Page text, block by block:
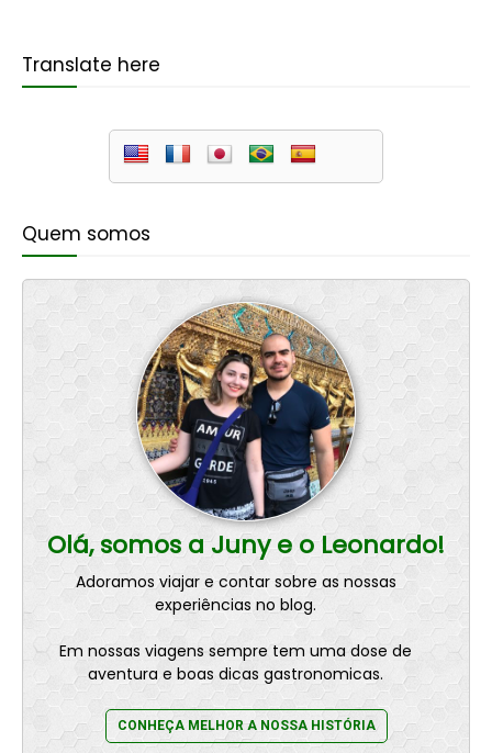
Translate here
Quem somos
Olá, somos a Juny e o Leonardo!
Adoramos viajar e contar sobre as nossas
experiências no blog.
Em nossas viagens sempre tem uma dose de
aventura e boas dicas gastronomicas.
CONHEÇA MELHOR A NOSSA HISTÓRIA